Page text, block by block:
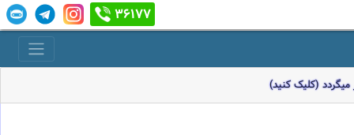
36177
(کلیک کنید)